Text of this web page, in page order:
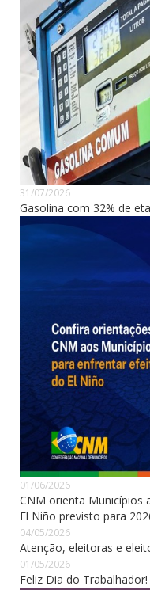
31/07/2026
Gasolina com 32% de
01/06/2026
CNM orienta Municípios
El Niño previsto para
04/05/2026
Atenção, eleitoras e
01/05/2026
Feliz Dia do Trabalhador!